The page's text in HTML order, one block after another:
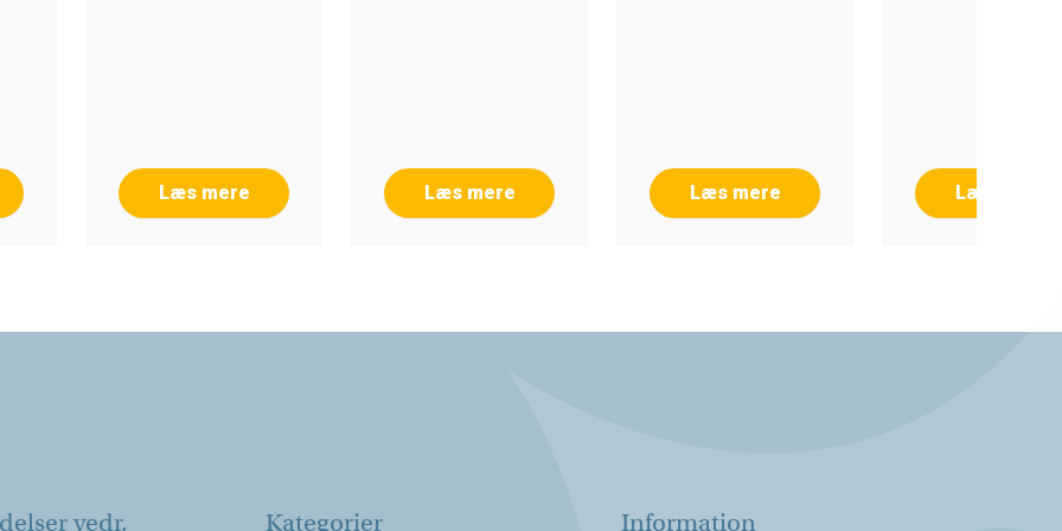
Læs mere Læs mere Læs mere Læs mere
vedr. Kategorier Information